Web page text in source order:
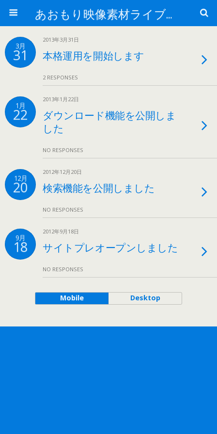
あおもり映像素材ライブラリー
3月
31
2013年3月31日
本格運用を開始します
2 RESPONSES
1月
22
2013年1月22日
ダウンロード機能を公開しま
した
NO RESPONSES
12月
20
2012年12月20日
検索機能を公開しました
NO RESPONSES
9月
18
2012年9月18日
サイトプレオープンしました
NO RESPONSES
Mobile Desktop